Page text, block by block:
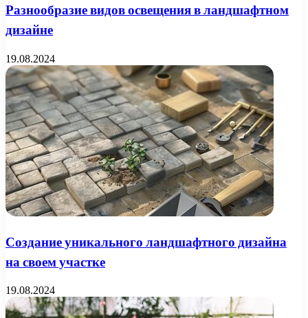
Разнообразие видов освещения в ландшафтном
дизайне
19.08.2024
Создание уникального ландшафтного дизайна
на своем участке
19.08.2024